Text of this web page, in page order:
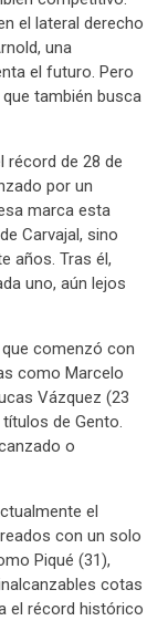
el lateral derecho
una
el futuro. Pero
también busca
récord de 28 de
por un
marca esta
Carvajal, sino
años. Tras él,
uno, aún lejos
comenzó con
como Marcelo
Vázquez (23
de Gento.
o
el
con un solo
Piqué (31),
cotas
el récord histórico